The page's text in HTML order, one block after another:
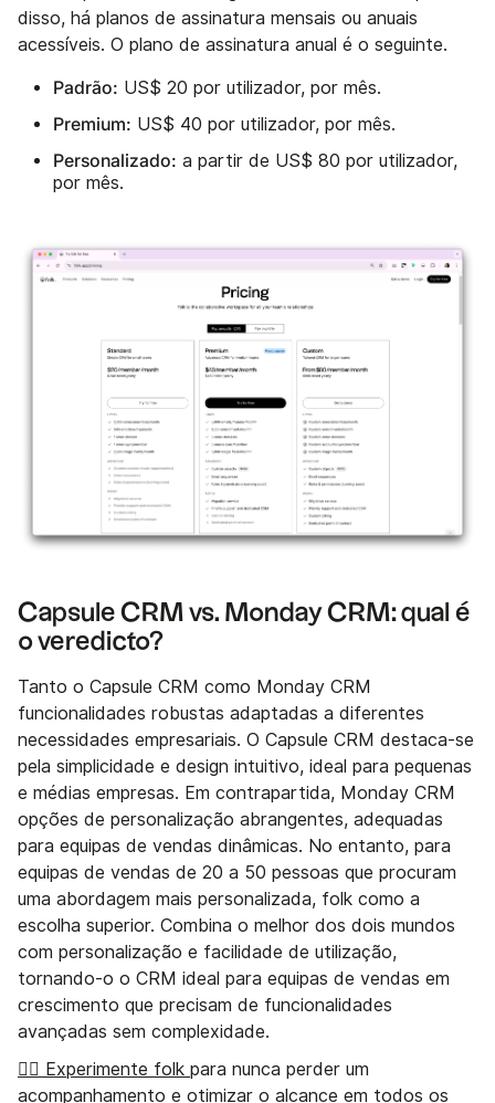
disso, há planos de assinatura mensais ou anuais
acessíveis. O plano de assinatura anual é o seguinte.
Padrão: US$ 20 por utilizador, por mês.
Premium: US$ 40 por utilizador, por mês.
Personalizado: a partir de US$ 80 por utilizador,
por mês.
Capsule CRM vs. Monday CRM: qual é
o veredicto?
Tanto o Capsule CRM como Monday CRM
funcionalidades robustas adaptadas a diferentes
necessidades empresariais. O Capsule CRM destaca-se
pela simplicidade e design intuitivo, ideal para pequenas
e médias empresas. Em contrapartida, Monday CRM
opções de personalização abrangentes, adequadas
para equipas de vendas dinâmicas. No entanto, para
equipas de vendas de 20 a 50 pessoas que procuram
uma abordagem mais personalizada, folk como a
escolha superior. Combina o melhor dos dois mundos
com personalização e facilidade de utilização,
tornando-o o CRM ideal para equipas de vendas em
crescimento que precisam de funcionalidades
avançadas sem complexidade.
👉🏼 Experimente folk para nunca perder um
acompanhamento e otimizar o alcance em todos os